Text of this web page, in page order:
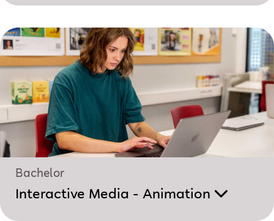
Bachelor
Interactive Media - Animation